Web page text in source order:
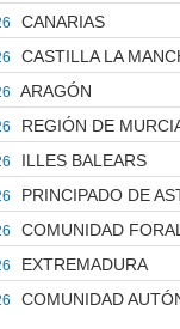
CANARIAS
CASTILLA LA
ARAGÓN
REGIÓN DE
ILLES BALEARS
PRINCIPADO DE
COMUNIDAD
EXTREMADURA
COMUNIDAD